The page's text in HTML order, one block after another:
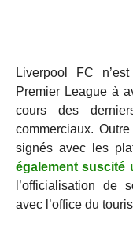
Liverpool FC
Premier League à
cours des
commerciaux.
signés avec les
également suscité
l’officialisation de
avec l’office du